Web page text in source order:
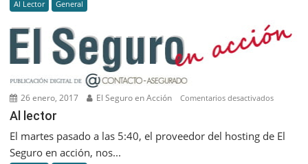
cultura
Al Lector General
26 enero, 2017 El Seguro en Acción Comentarios desactivadosen
Al lector
El martes pasado a las 5:40, el proveedor del hosting de El
Seguro en acción, nos...